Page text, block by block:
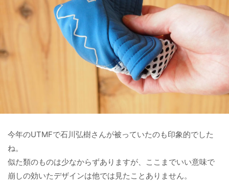
今年のUTMFで石川弘樹さんが被っていたのも印象的でした
ね。
似た類のものは少なからずありますが、ここまでいい意味で
崩しの効いたデザインは他では見たことありません。